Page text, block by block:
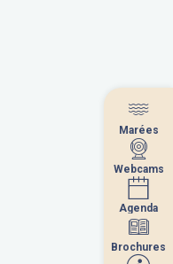
Marées
Webcams
Agenda
Brochures